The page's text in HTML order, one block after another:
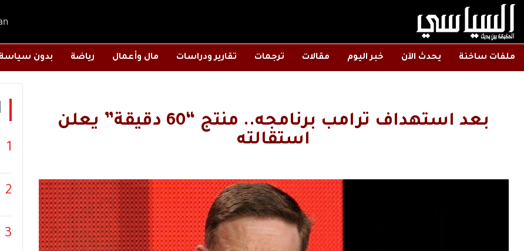
ملفات ساخنة يحدث الآن خبر اليوم مقالات ترجمات تقارير ودراسات مال وأعمال رياضة بدون سياسة
بعد استهداف ترامب برنامجه.. منتج “60 دقيقة” يعلن
استقالته
1
2
3